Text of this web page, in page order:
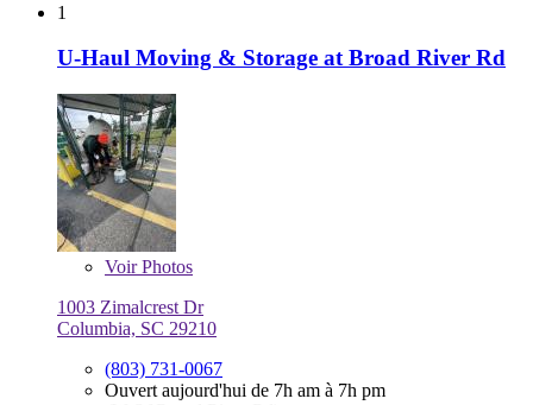
1
U-Haul Moving & Storage at Broad River Rd
VoirPhotos
1003 Zimalcrest Dr
Columbia, SC 29210
(803) 731-0067
Ouvert aujourd'hui de 7h am à 7h pm